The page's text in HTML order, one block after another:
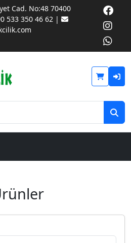
Cad. No:48 70400
533 350 46 62 |